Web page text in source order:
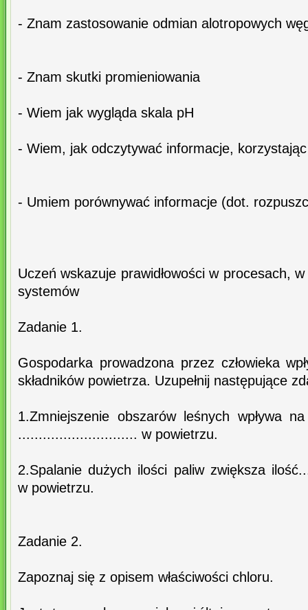
- Znam zastosowanie odmian alotropowych
- Znam skutki promieniowania
- Wiem jak wygląda skala pH
- Wiem, jak odczytywać informacje,
- Umiem porównywać informacje (dot.
Uczeń wskazuje prawidłowości w procesach,
systemów
Zadanie 1.
Gospodarka prowadzona przez człowieka
składników powietrza. Uzupełnij następujące
1.Zmniejszenie obszarów leśnych wpływa
............................. w powietrzu.
2.Spalanie dużych ilości paliw zwiększa
w powietrzu.
Zadanie 2.
Zapoznaj się z opisem właściwości chloru.